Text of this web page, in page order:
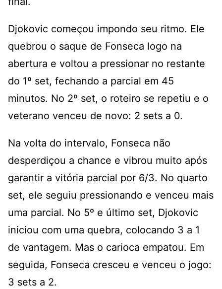
Djokovic começou impondo seu ritmo. Ele
quebrou o saque de Fonseca logo na
abertura e voltou a pressionar no restante
do 1º set, fechando a parcial em 45
minutos. No 2º set, o roteiro se repetiu e o
veterano venceu de novo: 2 sets a 0.
Na volta do intervalo, Fonseca não
desperdiçou a chance e vibrou muito após
garantir a vitória parcial por 6/3. No quarto
set, ele seguiu pressionando e venceu mais
uma parcial. No 5º e último set, Djokovic
iniciou com uma quebra, colocando 3 a 1
de vantagem. Mas o carioca empatou. Em
seguida, Fonseca cresceu e venceu o jogo:
3 sets a 2.